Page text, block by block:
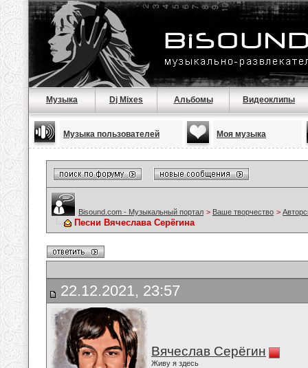
Музыка Dj Mixes Альбомы Видеоклипы
Музыка пользователей Моя музыка
Bisound.com - Музыкальный портал > Ваше творчество >
Песни Вячеслава Серёгина
22.12.2021, 23:57
Вячеслав Серёгин
Живу я здесь